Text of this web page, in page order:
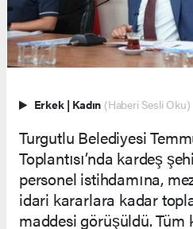
Erkek | Kadın (Haberi Sesli Oku)
Turgutlu Belediyesi
Toplantısı’nda kardeş
personel istihdamına,
idari kararlara kadar
maddesi görüşüldü.